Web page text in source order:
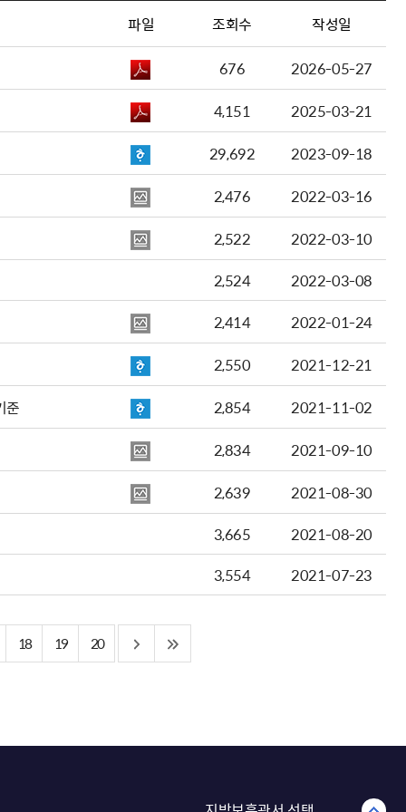
파일 조회수 작성일
676
2026-05-27
4,151
2025-03-21
29,692
2023-09-18
2,476
2022-03-16
2,522
2022-03-10
2,524
2022-03-08
2,414
2022-01-24
2,550
2021-12-21
준
2,854
2021-11-02
2,834
2021-09-10
2,639
2021-08-30
3,665
2021-08-20
3,554
2021-07-23
18 19 20